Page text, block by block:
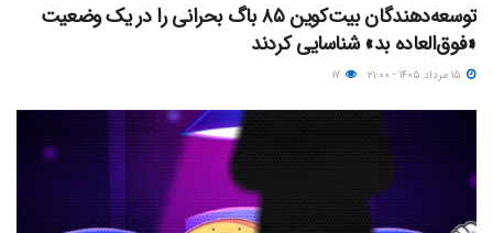
توسعه‌دهندگان بیت‌کوین ۸۵ باگ بحرانی را در یک وضعیت
«فوق‌العاده بد» شناسایی کردند